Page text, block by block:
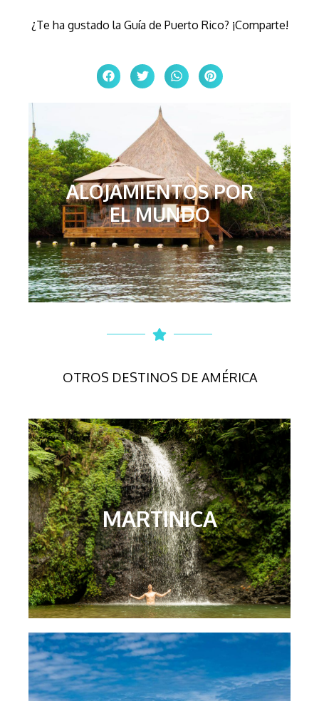
¿Te ha gustado la Guía de Puerto Rico? ¡Comparte!
ALOJAMIENTOS POR
EL MUNDO
OTROS DESTINOS DE AMÉRICA
MARTINICA